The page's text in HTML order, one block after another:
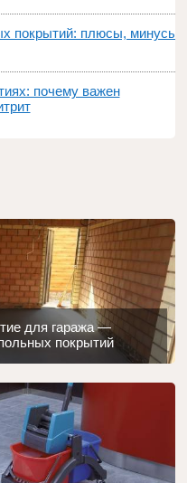
покрытий: плюсы, минусы,
почему важен
для гаража —
покрытий